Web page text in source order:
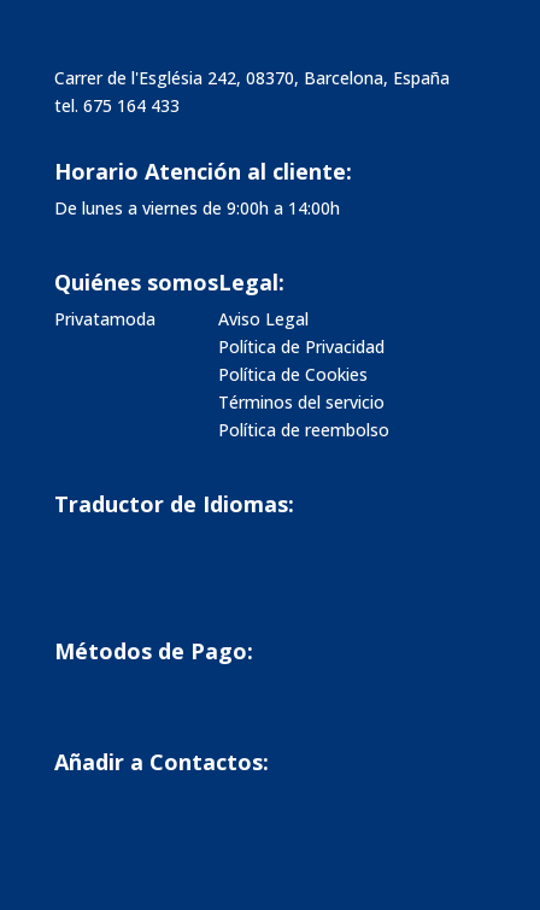
Carrer de l'Església 242, 08370, Barcelona, España
tel. 675 164 433
Horario Atención al cliente:
De lunes a viernes de 9:00h a 14:00h
Quiénes somos
Privatamoda
Legal:
Aviso Legal
Política de Privacidad
Política de Cookies
Términos del servicio
Política de reembolso
Traductor de Idiomas:
Métodos de Pago:
Añadir a Contactos: